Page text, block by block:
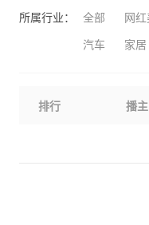
所属行业： 全部 网
汽车
家居
排行 播主